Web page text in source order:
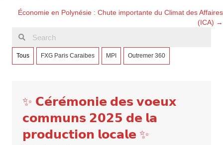
navigation
Économie en Polynésie : Chute importante du Climat des Affaires
(ICA) →
Tous FXG Paris Caraibes MPI Outremer 360
✨ 𝗖𝗲́𝗿𝗲́𝗺𝗼𝗻𝗶𝗲 𝗱𝗲𝘀 𝘃𝗼𝗲𝘂𝘅
𝗰𝗼𝗺𝗺𝘂𝗻𝘀 𝟮𝟬𝟮𝟱 𝗱𝗲 𝗹𝗮
𝗽𝗿𝗼𝗱𝘂𝗰𝘁𝗶𝗼𝗻 𝗹𝗼𝗰𝗮𝗹𝗲 ✨